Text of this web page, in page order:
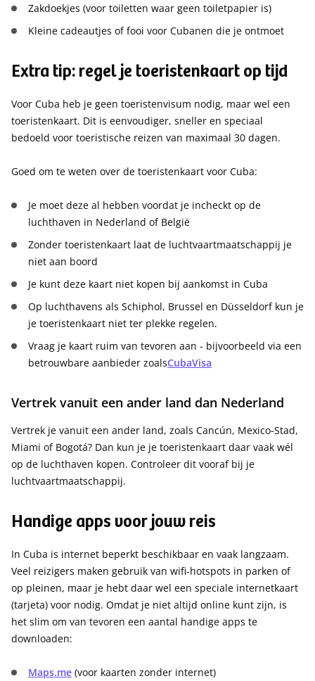
Zakdoekjes (voor toiletten waar geen toiletpapier is)
Kleine cadeautjes of fooi voor Cubanen die je ontmoet
Extra tip: regel je toeristenkaart op tijd
Voor Cuba heb je geen toeristenvisum nodig, maar wel een
toeristenkaart. Dit is eenvoudiger, sneller en speciaal
bedoeld voor toeristische reizen van maximaal 30 dagen.
Goed om te weten over de toeristenkaart voor Cuba:
Je moet deze al hebben voordat je incheckt op de
luchthaven in Nederland of België
Zonder toeristenkaart laat de luchtvaartmaatschappij je
niet aan boord
Je kunt deze kaart niet kopen bij aankomst in Cuba
Op luchthavens als Schiphol, Brussel en Düsseldorf kun je
je toeristenkaart niet ter plekke regelen.
Vraag je kaart ruim van tevoren aan - bijvoorbeeld via een
betrouwbare aanbieder zoalsCubaVisa
Vertrek vanuit een ander land dan Nederland
Vertrek je vanuit een ander land, zoals Cancún, Mexico-Stad,
Miami of Bogotá? Dan kun je je toeristenkaart daar vaak wél
op de luchthaven kopen. Controleer dit vooraf bij je
luchtvaartmaatschappij.
Handige apps voor jouw reis
In Cuba is internet beperkt beschikbaar en vaak langzaam.
Veel reizigers maken gebruik van wifi-hotspots in parken of
op pleinen, maar je hebt daar wel een speciale internetkaart
(tarjeta) voor nodig. Omdat je niet altijd online kunt zijn, is
het slim om van tevoren een aantal handige apps te
downloaden:
Maps.me (voor kaarten zonder internet)